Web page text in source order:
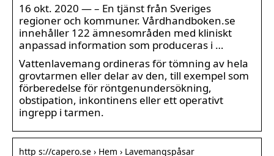
16 okt. 2020 — – En tjänst från Sveriges
regioner och kommuner. Vårdhandboken.se
innehåller 122 ämnesområden med kliniskt
anpassad information som produceras i …
Vattenlavemang ordineras för tömning av hela
grovtarmen eller delar av den, till exempel som
förberedelse för röntgenundersökning,
obstipation, inkontinens eller ett operativt
ingrepp i tarmen.
http s://capero.se › Hem › Lavemangspåsar